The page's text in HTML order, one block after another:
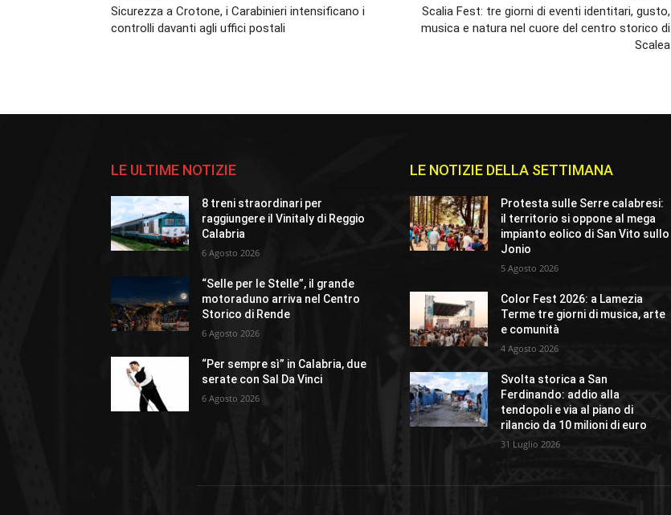
Sicurezza a Crotone, i Carabinieri intensificano i
controlli davanti agli uffici postali
Scalia Fest: tre giorni di eventi identitari, gusto,
musica e natura nel cuore del centro storico di
Scalea
LE ULTIME NOTIZIE
8 treni straordinari per
raggiungere il Vinitaly di Reggio
Calabria
6 Agosto 2026
“Selle per le Stelle”, il grande
motoraduno arriva nel Centro
Storico di Rende
6 Agosto 2026
“Per sempre sì” in Calabria, due
serate con Sal Da Vinci
6 Agosto 2026
LE NOTIZIE DELLA SETTIMANA
Protesta sulle Serre calabresi:
il territorio si oppone al mega
impianto eolico di San Vito sullo
Jonio
5 Agosto 2026
Color Fest 2026: a Lamezia
Terme tre giorni di musica, arte
e comunità
4 Agosto 2026
Svolta storica a San
Ferdinando: addio alla
tendopoli e via al piano di
rilancio da 10 milioni di euro
31 Luglio 2026